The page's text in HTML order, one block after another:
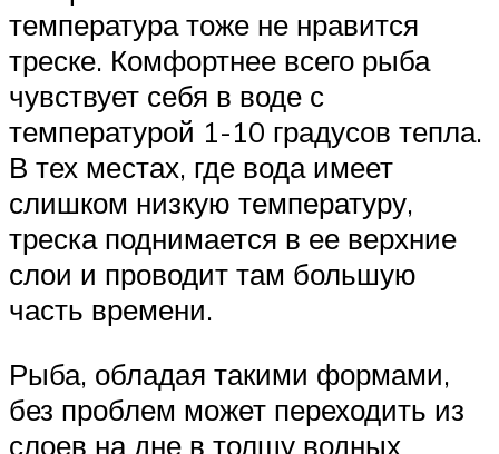
температура тоже не нравится
треске. Комфортнее всего рыба
чувствует себя в воде с
температурой 1-10 градусов тепла.
В тех местах, где вода имеет
слишком низкую температуру,
треска поднимается в ее верхние
слои и проводит там большую
часть времени.
Рыба, обладая такими формами,
без проблем может переходить из
слоев на дне в толщу водных